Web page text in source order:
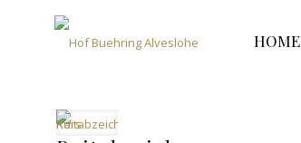
HOME